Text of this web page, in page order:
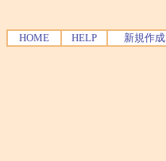
HOME HELP 新規作成